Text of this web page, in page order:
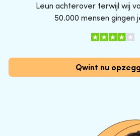
Leun achterover terwijl wij
50.000 mensen gingen
Qwint nu